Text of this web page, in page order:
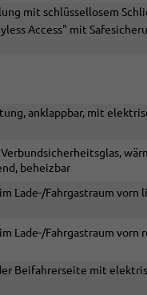
mit schlüssellosem
Access" mit
anklappbar, mit
Verbindung
mit
81
Gang
beheizbar
Lade-/Fahrgastraum vorn
Lade-/Fahrgastraum vorn
Beifahrerseite mit